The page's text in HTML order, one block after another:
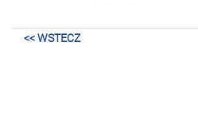
<< WSTECZ